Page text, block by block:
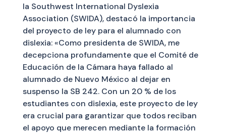
la Southwest International Dyslexia
Association (SWIDA), destacó la importancia
del proyecto de ley para el alumnado con
dislexia: «Como presidenta de SWIDA, me
decepciona profundamente que el Comité de
Educación de la Cámara haya fallado al
alumnado de Nuevo México al dejar en
suspenso la SB 242. Con un 20 % de los
estudiantes con dislexia, este proyecto de ley
era crucial para garantizar que todos reciban
el apoyo que merecen mediante la formación